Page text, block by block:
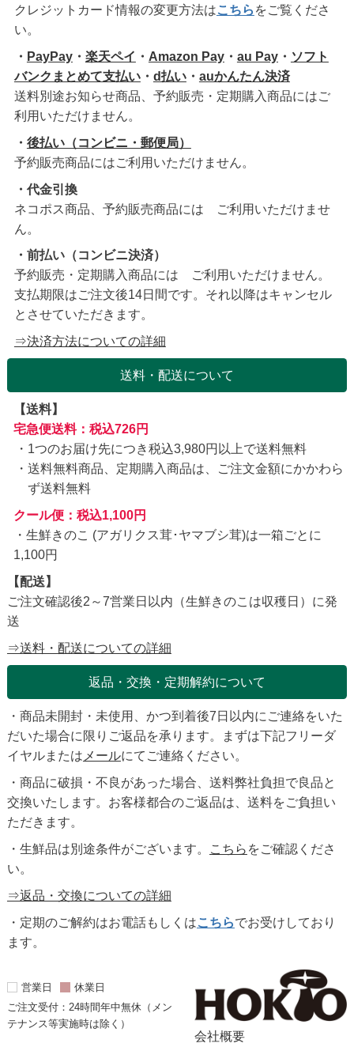
クレジットカード情報の変更方法はこちら をご覧くださ
い。
・ PayPay・ 楽天ペイ ・ Amazon Pay・ au Pay・ ソフト
バンクまとめて支払い・ d払い・ auかんたん決済
送料別途お知らせ商品、予約販売・定期購入商品にはご
利用いただけません。
・ 後払い（コンビニ・郵便局）
予約販売商品にはご利用いただけません。
・代金引換
ネコポス商品、予約販売商品には ご利用いただけませ
ん。
・前払い（コンビニ決済）
予約販売・定期購入商品には ご利用いただけません。
支払期限はご注文後14日間です。それ以降はキャンセル
とさせていただきます。
⇒決済方法についての詳細
送料・配送について
【送料】
宅急便送料：税込726円
1つのお届け先につき税込3,980円以上で送料無料
送料無料商品、定期購入商品は、ご注文金額にかかわら
ず送料無料
クール便：税込1,100円
・生鮮きのこ (アガリクス茸･ヤマブシ茸)は一箱ごとに
1,100円
【配送】
ご注文確認後2～7営業日以内（生鮮きのこは収穫日）に発
送
⇒送料・配送についての詳細
返品・交換・定期解約について
・商品未開封・未使用、かつ到着後7日以内にご連絡をいた
だいた場合に限りご返品を承ります。まずは下記フリーダ
イヤルまたは メールにてご連絡ください。
・商品に破損・不良があった場合、送料弊社負担で良品と
交換いたします。お客様都合のご返品は、送料をご負担い
ただきます。
・生鮮品は別途条件がございます。
こちら をご確認くださ
い。
⇒返品・交換についての詳細
・定期のご解約はお電話もしくはこちらでお受けしており
ます。
営業日
休業日
ご注文受付：24時間年中無休（メン
テナンス等実施時は除く）
会社概要